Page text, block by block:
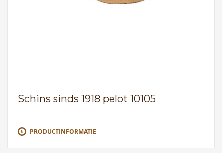
Schins sinds 1918 pelot 10105
PRODUCTINFORMATIE